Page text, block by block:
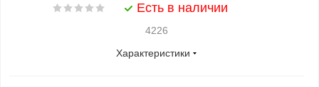
Есть в наличии
4226
Характеристики